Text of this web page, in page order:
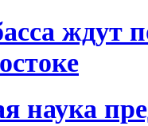
ждут
наука